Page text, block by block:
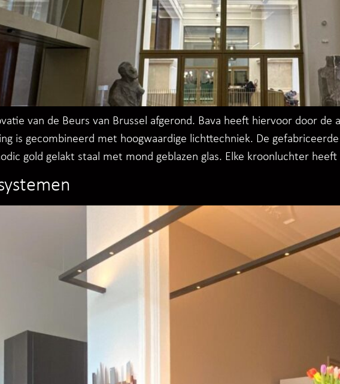
van de Beurs van Brussel afgerond. Bava heeft hiervoor door
is gecombineerd met hoogwaardige lichttechniek. De
gold gelakt staal met mond geblazen glas. Elke kroonluchter